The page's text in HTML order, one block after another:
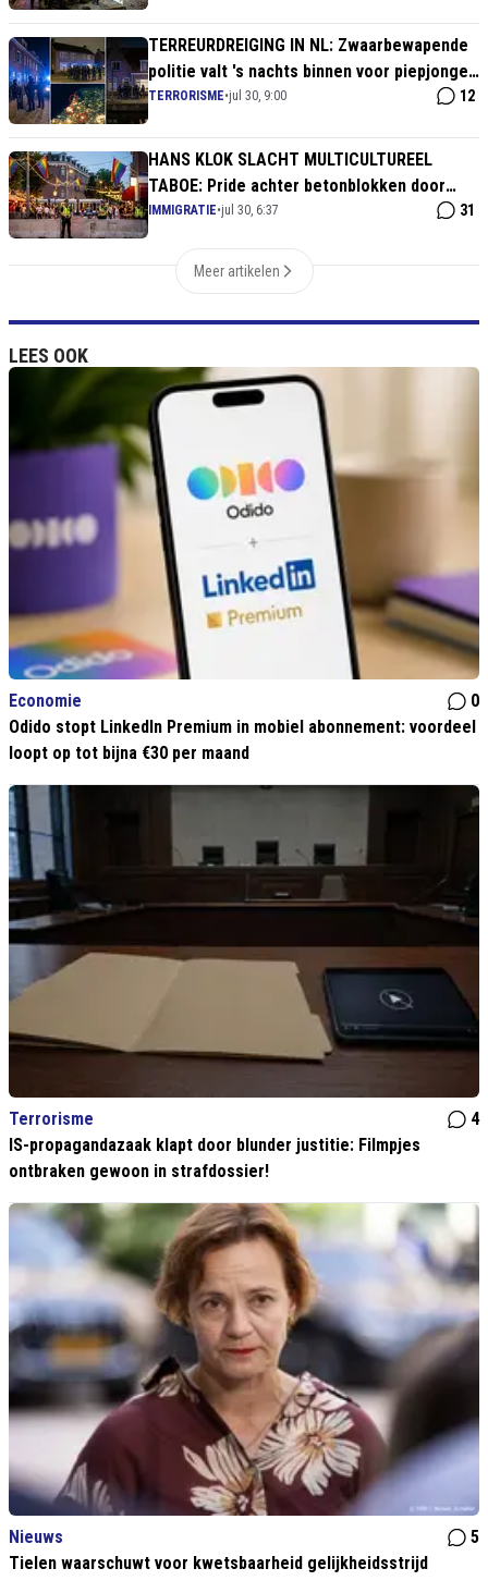
TERREURDREIGING IN NL: Zwaarbewapende
politie valt 's nachts binnen voor piepjonge
verdachten!
TERRORISME•jul 30, 9:00 12
HANS KLOK SLACHT MULTICULTUREEL
TABOE: Pride achter betonblokken door
geïmporteerd geweld!
IMMIGRATIE•jul 30, 6:37 31
Meer artikelen
LEES OOK
Economie
0
Odido stopt LinkedIn Premium in mobiel abonnement: voordeel
loopt op tot bijna €30 per maand
Terrorisme
4
IS-propagandazaak klapt door blunder justitie: Filmpjes
ontbraken gewoon in strafdossier!
Nieuws
5
Tielen waarschuwt voor kwetsbaarheid gelijkheidsstrijd